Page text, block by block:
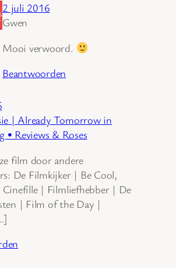
2 juli 2016
Gwen
Mooi verwoord.
Beantwoorden
| Already Tomorrow in
• Reviews & Roses
film door andere
De Filmkijker | Be Cool,
| Filmliefhebber | De
| Film of the Day |